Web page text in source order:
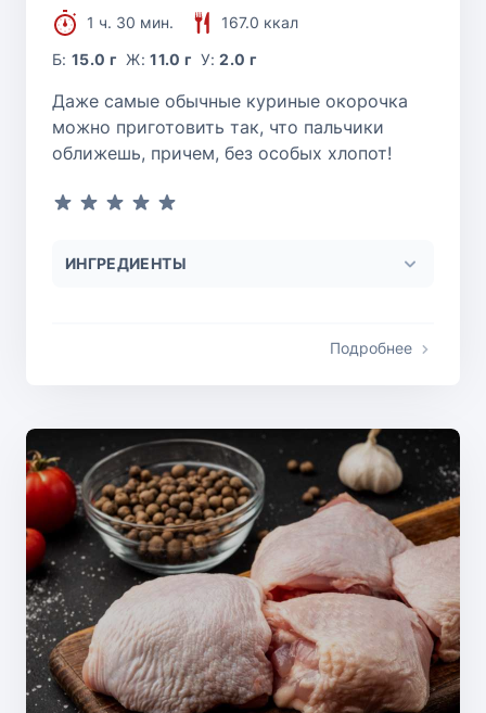
1 ч. 30 мин.
167.0 ккал
Б:15.0 г Ж:11.0 г У:2.0 г
Даже самые обычные куриные окорочка
можно приготовить так, что пальчики
оближешь, причем, без особых хлопот!
ИНГРЕДИЕНТЫ
Подробнее